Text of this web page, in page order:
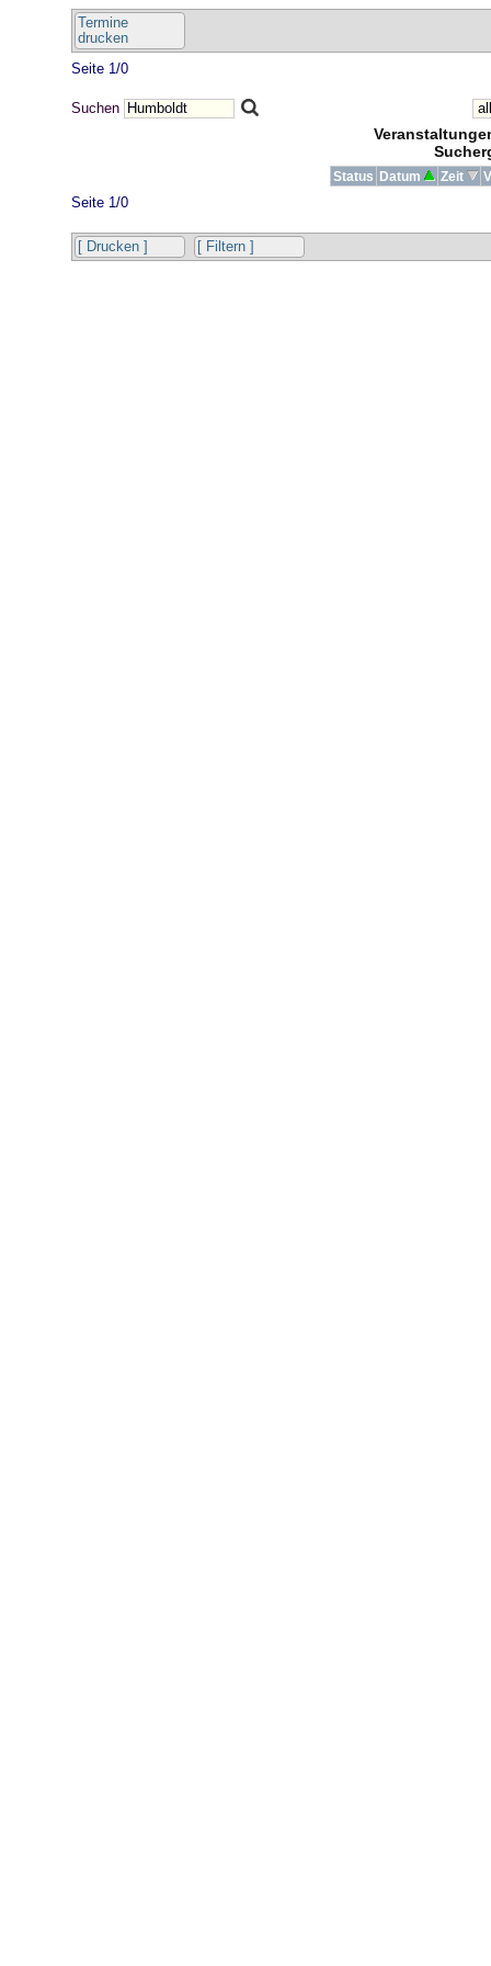
Termine
drucken
Seite 1/0
Suchen
Status Datum Zeit
Seite 1/0
[ Drucken ] [ Filtern ]